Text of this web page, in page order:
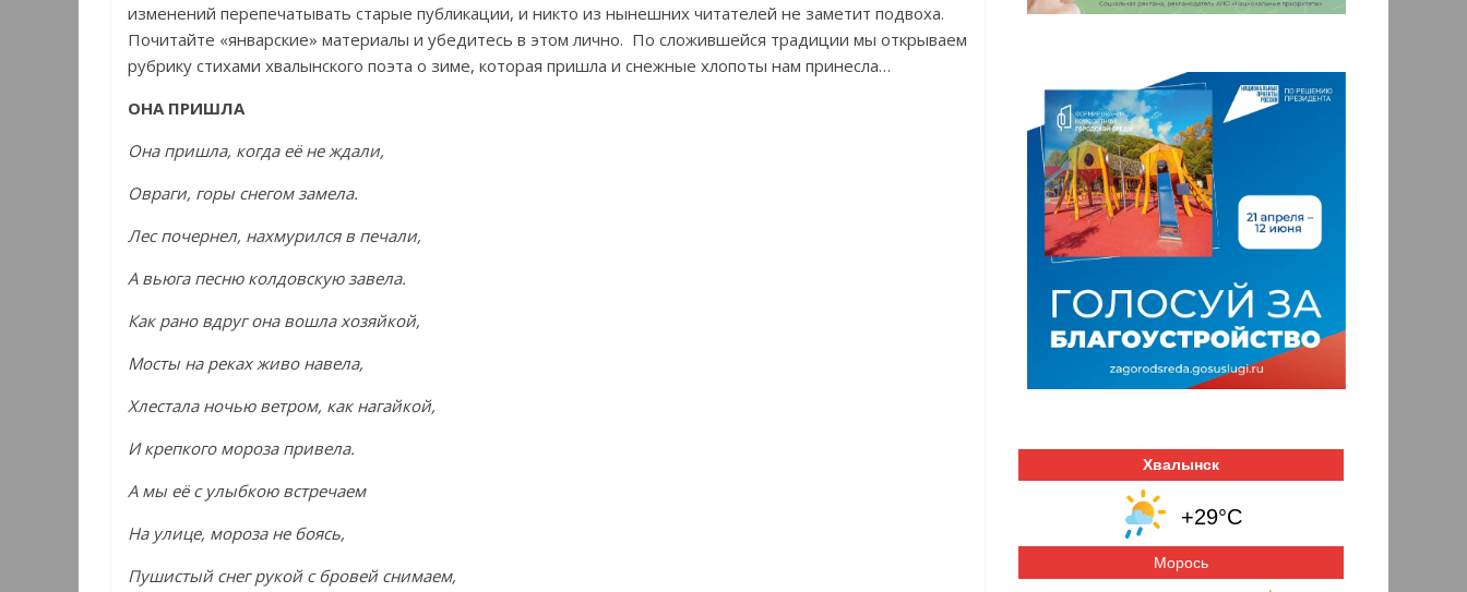
изменений перепечатывать старые публикации, и никто из нынешних читателей не заметит подвоха.
Почитайте «январские» материалы и убедитесь в этом лично. По сложившейся традиции мы открываем
рубрику стихами хвалынского поэта о зиме, которая пришла и снежные хлопоты нам принесла…
ОНА ПРИШЛА
Она пришла, когда её не ждали,
Овраги, горы снегом замела.
Лес почернел, нахмурился в печали,
А вьюга песню колдовскую завела.
Как рано вдруг она вошла хозяйкой,
Мосты на реках живо навела,
Хлестала ночью ветром, как нагайкой,
И крепкого мороза привела.
А мы её с улыбкою встречаем
На улице, мороза не боясь,
Пушистый снег рукой с бровей снимаем,
Хвалынск
+29°C
Морось